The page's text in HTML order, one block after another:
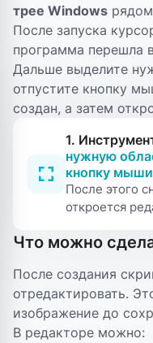
трее Windows
После запуска
программа перешла
Дальше выделите
отпустите кнопку
создан, а затем
1.
нужную
кнопку
После этого
откроется
Что можно
После создания
отредактировать.
изображение до
В редакторе можно: